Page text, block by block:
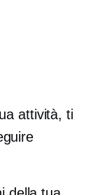
attività, ti